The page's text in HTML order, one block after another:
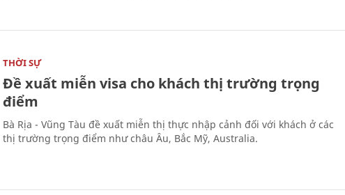
THỜI SỰ
Đề xuất miễn visa cho khách thị trường trọng
điểm
Bà Rịa - Vũng Tàu đề xuất miễn thị thực nhập cảnh đối với khách ở các
thị trường trọng điểm như châu Âu, Bắc Mỹ, Australia.